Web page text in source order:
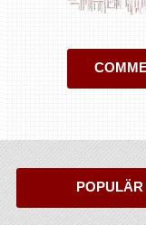
POPULÄR